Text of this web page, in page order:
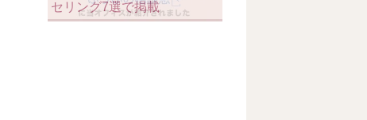
セリング7選で掲載